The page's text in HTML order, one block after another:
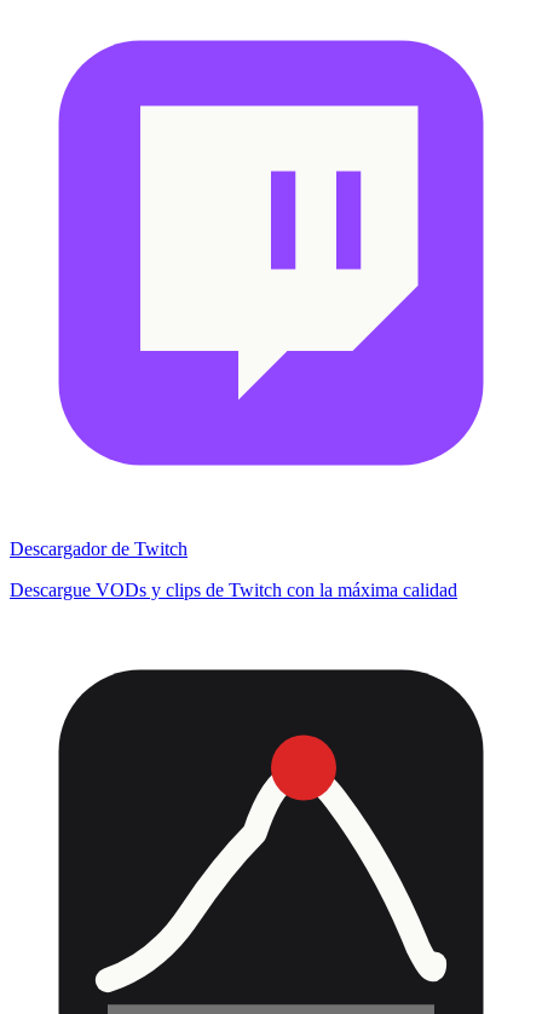
Descargador de Twitch
Descargue VODs y clips de Twitch con la máxima calidad